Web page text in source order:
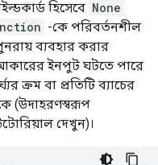
line
line
2.0]))
with
dtype=float32))
হিসেবে None
-কে পরিবর্তনশীল
ব্যবহার করার
ইনপুট ঘটতে পারে
ক্রম বা প্রতিটি ব্যাচের
(উদাহরণস্বরূপ
দেখুন)।